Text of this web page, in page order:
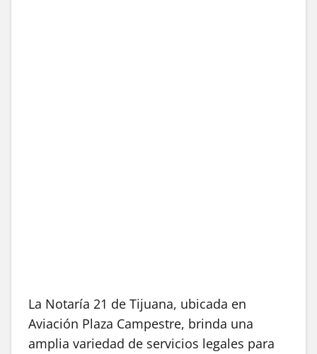
La Notaría 21 de Tijuana, ubicada en
Aviación Plaza Campestre, brinda una
amplia variedad de servicios legales para